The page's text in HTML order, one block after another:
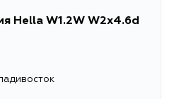
Hella W1.2W W2x4.6d